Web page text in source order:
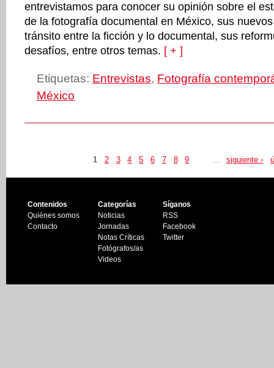
entrevistamos para conocer su opinión sobre el
de la fotografía documental en México, sus
tránsito entre la ficción y lo documental, sus
desafíos, entre otros temas. [ + ]
Etiquetas: Entrevistas, Fotografía
México
1 2 3 4 5 6 7 8 9 … siguiente ›
Contenidos
Quiénes somos
Contacto
Categorías
Noticias
Jornadas
Notas Críticas
Fotógrafos/as
Videos
Síganos
RSS
Facebook
Twitter